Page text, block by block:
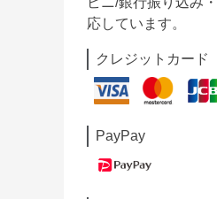
応しています。
クレジットカード
PayPay